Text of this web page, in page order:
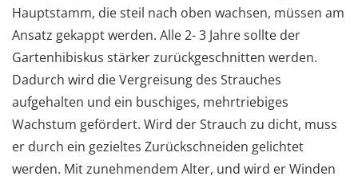
Hauptstamm, die steil nach oben wachsen, müssen am
Ansatz gekappt werden. Alle 2- 3 Jahre sollte der
Gartenhibiskus stärker zurückgeschnitten werden.
Dadurch wird die Vergreisung des Strauches
aufgehalten und ein buschiges, mehrtriebiges
Wachstum gefördert. Wird der Strauch zu dicht, muss
er durch ein gezieltes Zurückschneiden gelichtet
werden. Mit zunehmendem Alter, und wird er Winden